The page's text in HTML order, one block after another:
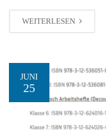
WEITERLESEN
JUNI
25